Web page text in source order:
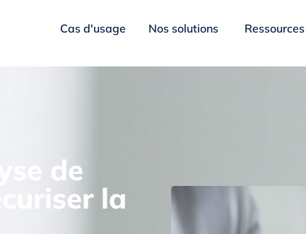
Cas d'usage Nos solutions Ressources
de
la